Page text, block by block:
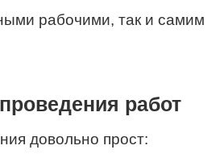
рабочими, так и самим
работ
довольно прост: